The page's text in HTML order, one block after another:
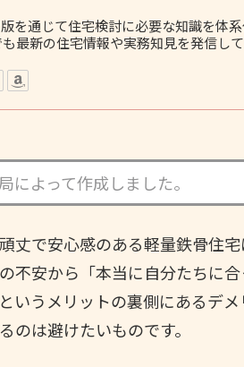
を通じて住宅検討に必要な知識を体
最新の住宅情報や実務知見を発信して
によって作成しました。
丈で安心感のある軽量鉄骨住
不安から「本当に自分たちに
いうメリットの裏側にあるデ
のは避けたいものです。